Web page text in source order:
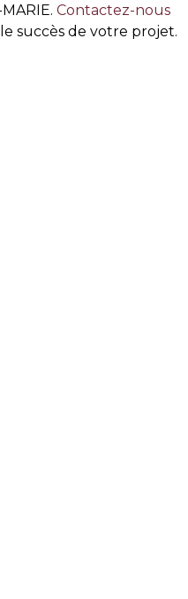
Contactez-nous
succès de votre projet.